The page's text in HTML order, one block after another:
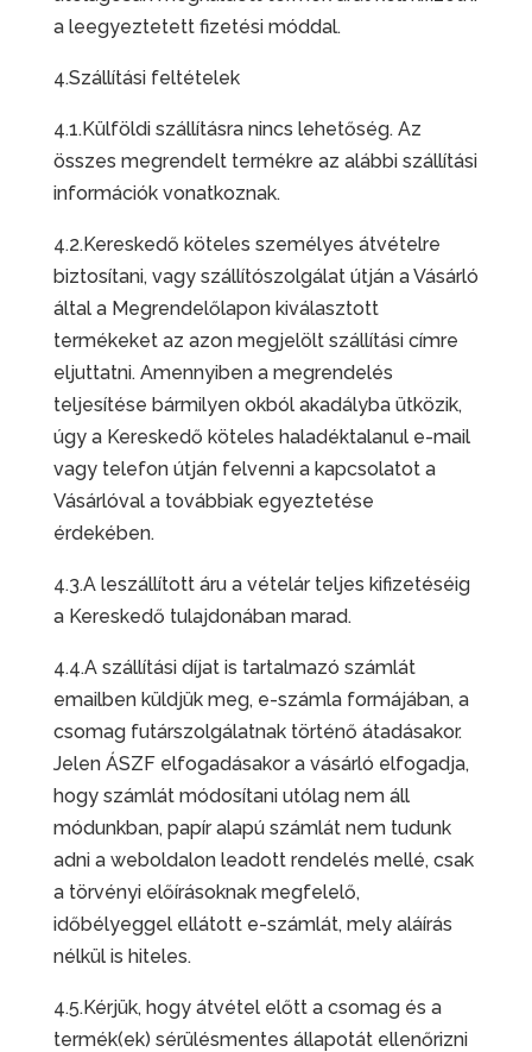
a leegyeztetett fizetési móddal.
4.Szállítási feltételek
4.1.Külföldi szállításra nincs lehetőség. Az
összes megrendelt termékre az alábbi szállítási
információk vonatkoznak.
4.2.Kereskedő köteles személyes átvételre
biztosítani, vagy szállítószolgálat útján a Vásárló
által a Megrendelőlapon kiválasztott
termékeket az azon megjelölt szállítási címre
eljuttatni. Amennyiben a megrendelés
teljesítése bármilyen okból akadályba ütközik,
úgy a Kereskedő köteles haladéktalanul e-mail
vagy telefon útján felvenni a kapcsolatot a
Vásárlóval a továbbiak egyeztetése
érdekében.
4.3.A leszállított áru a vételár teljes kifizetéséig
a Kereskedő tulajdonában marad.
4.4.A szállítási díjat is tartalmazó számlát
emailben küldjük meg, e-számla formájában, a
csomag futárszolgálatnak történő átadásakor.
Jelen ÁSZF elfogadásakor a vásárló elfogadja,
hogy számlát módosítani utólag nem áll
módunkban, papír alapú számlát nem tudunk
adni a weboldalon leadott rendelés mellé, csak
a törvényi előírásoknak megfelelő,
időbélyeggel ellátott e-számlát, mely aláírás
nélkül is hiteles.
4.5.Kérjük, hogy átvétel előtt a csomag és a
termék(ek) sérülésmentes állapotát ellenőrizni